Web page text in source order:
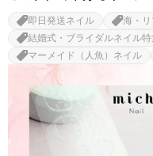
即日発送ネイル 海・
結婚式・ブライダルネイル特
マーメイド（人魚）ネイル